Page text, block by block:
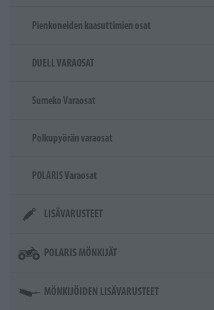
Pienkoneiden kaasuttimien osat
DUELL VARAOSAT
Sumeko Varaosat
Polkupyörän varaosat
POLARIS Varaosat
LISÄVARUSTEET
POLARIS MÖNKIJÄT
MÖNKIJÖIDEN LISÄVARUSTEET